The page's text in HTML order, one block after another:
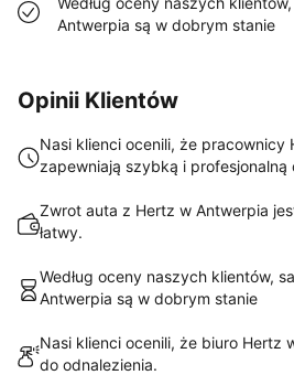
Antwerpia są w dobrym stanie
Opinii Klientów
Nasi klienci ocenili, że pracownicy
zapewniają szybką i profesjonalną
Zwrot auta z Hertz w Antwerpia
łatwy.
Według oceny naszych klientów,
Antwerpia są w dobrym stanie
Nasi klienci ocenili, że biuro Hertz
do odnalezienia.